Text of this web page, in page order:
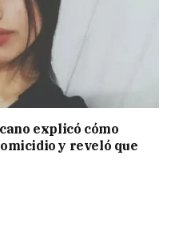
explicó cómo
y reveló que